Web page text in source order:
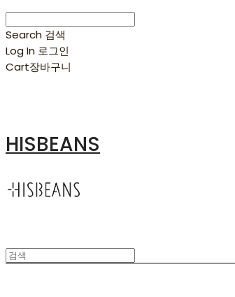
Search 검색
Log In 로그인
Cart장바구니
HISBEANS